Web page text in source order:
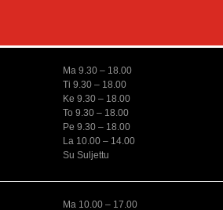
Ma 9.30 – 18.00
Ti 9.30 – 18.00
Ke 9.30 – 18.00
To 9.30 – 18.00
Pe 9.30 – 18.00
La 10.00 – 14.00
Su Suljettu
Ma 10.00 – 17.00